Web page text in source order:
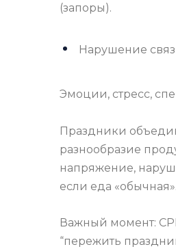
(запоры).
Нарушение
Эмоции, стресс,
Праздники
разнообразие
напряжение,
если еда «обычная».
Важный момент:
“пережить